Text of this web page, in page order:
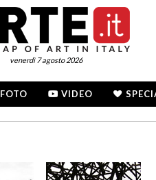
venerdì 7 agosto 2026
FOTO VIDEO